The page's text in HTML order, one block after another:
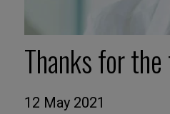
Thanks for
12 May 2021